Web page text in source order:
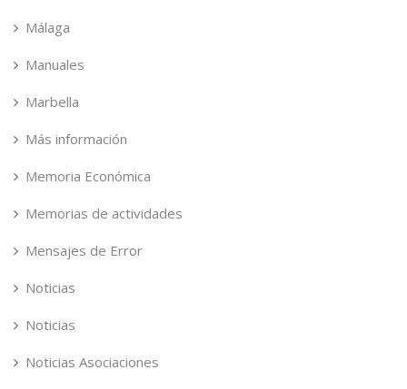
Málaga
Manuales
Marbella
Más información
Memoria Económica
Memorias de actividades
Mensajes de Error
Noticias
Noticias
Noticias Asociaciones